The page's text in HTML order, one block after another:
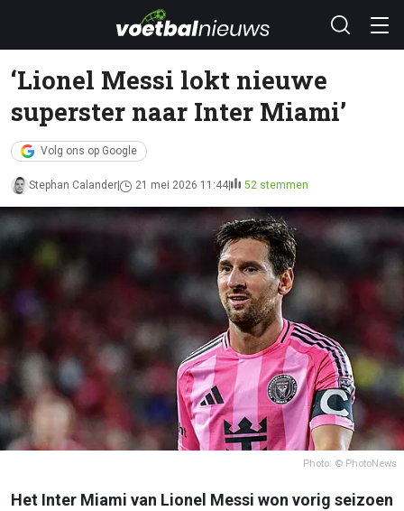
‘Lionel Messi lokt nieuwe
superster naar Inter Miami’
Volg ons op Google
Stephan Calander 21 mei 2026 11:44 52 stemmen
Photo: © PhotoNews
Het Inter Miami van Lionel Messi won vorig seizoen